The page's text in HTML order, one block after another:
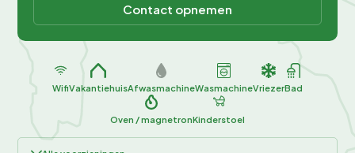
Contact opnemen
WifiVakantiehuisAfwasmachineWasmachineVriezerBad
Oven / magnetronKinderstoel